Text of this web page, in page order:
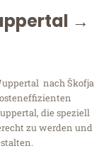
→
nach Škofja
die speziell
zu werden und